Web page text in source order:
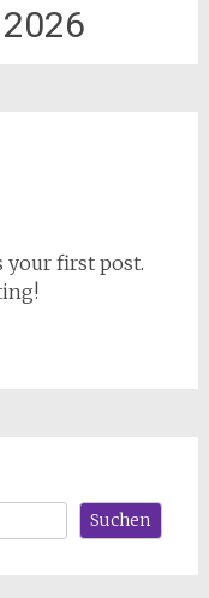
your first post.
Suchen